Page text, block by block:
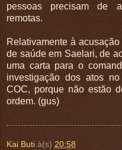
pessoas precisam de
remotas.
Relativamente à
de saúde em Saelari, de
uma carta para o
investigação dos atos
COC, porque não estão
ordem. (gus)
.
Kai Buti à(s) 20:58